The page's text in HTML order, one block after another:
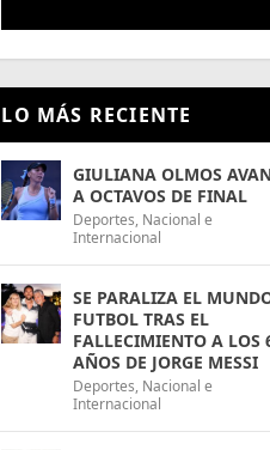
LO MÁS RECIENTE
GIULIANA OLMOS
A OCTAVOS DE FINAL
Deportes, Nacional e
Internacional
SE PARALIZA EL
FUTBOL TRAS EL
FALLECIMIENTO A LOS
AÑOS DE JORGE MESSI
Deportes, Nacional e
Internacional